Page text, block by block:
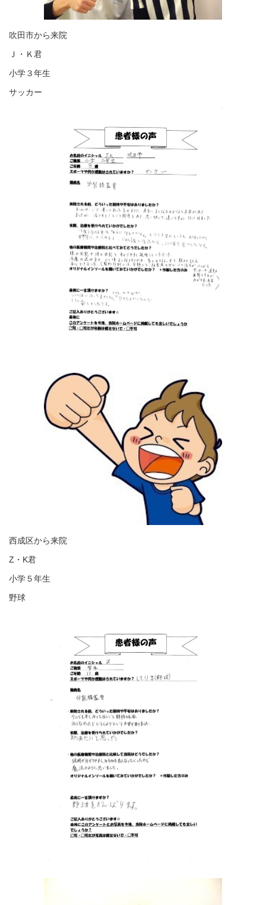
吹田市から来院
Ｊ・Ｋ君
小学３年生
サッカー
西成区から来院
Z・K君
小学５年生
野球